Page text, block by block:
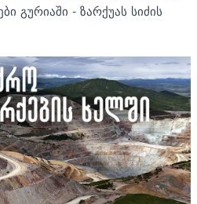
გურიაში - ზარქუას სიძის